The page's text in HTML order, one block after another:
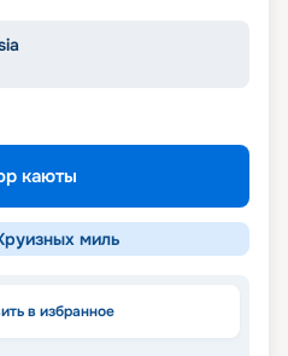
каюты
миль
в избранное